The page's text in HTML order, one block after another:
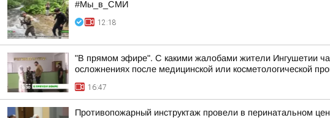
#Мы_в_СМИ
12:18
"В прямом эфире". С какими жалобами жители Ингушетии
осложнениях после медицинской или косметологической
16:47
Противопожарный инструктаж провели в перинатальном